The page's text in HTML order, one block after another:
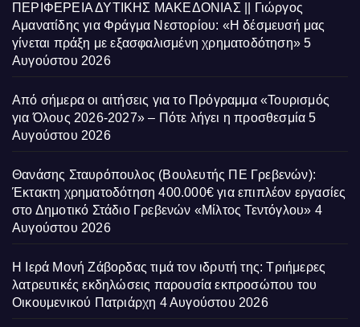
ΠΕΡΙΦΕΡΕΙΑ ΔΥΤΙΚΗΣ ΜΑΚΕΔΟΝΙΑΣ || Γιώργος
Αμανατίδης για Φράγμα Νεστορίου: «Η δέσμευσή μας
γίνεται πράξη με εξασφαλισμένη χρηματοδότηση» 5
Αυγούστου 2026
Από σήμερα οι αιτήσεις για το Πρόγραμμα «Τουρισμός
για Όλους 2026-2027» – Πότε λήγει η προσθεσμία 5
Αυγούστου 2026
Θανάσης Σταυρόπουλος (Βουλευτής ΠΕ Γρεβενών):
Έκτακτη χρηματοδότηση 400.000€ για επιπλέον εργασίες
στο Δημοτικό Στάδιο Γρεβενών «Μίλτος Τεντόγλου» 4
Αυγούστου 2026
Η Ιερά Μονή Ζάβορδας τιμά τον ιδρυτή της: Τριήμερες
λατρευτικές εκδηλώσεις παρουσία εκπροσώπου του
Οικουμενικού Πατριάρχη 4 Αυγούστου 2026